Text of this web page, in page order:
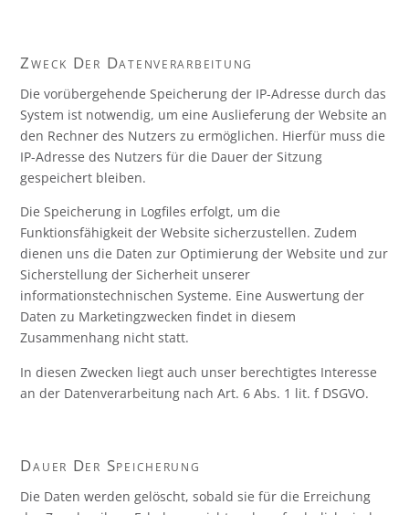
Zweck Der Datenverarbeitung
Die vorübergehende Speicherung der IP-Adresse durch das
System ist notwendig, um eine Auslieferung der Website an
den Rechner des Nutzers zu ermöglichen. Hierfür muss die
IP-Adresse des Nutzers für die Dauer der Sitzung
gespeichert bleiben.
Die Speicherung in Logfiles erfolgt, um die
Funktionsfähigkeit der Website sicherzustellen. Zudem
dienen uns die Daten zur Optimierung der Website und zur
Sicherstellung der Sicherheit unserer
informationstechnischen Systeme. Eine Auswertung der
Daten zu Marketingzwecken findet in diesem
Zusammenhang nicht statt.
In diesen Zwecken liegt auch unser berechtigtes Interesse
an der Datenverarbeitung nach Art. 6 Abs. 1 lit. f DSGVO.
Dauer Der Speicherung
Die Daten werden gelöscht, sobald sie für die Erreichung